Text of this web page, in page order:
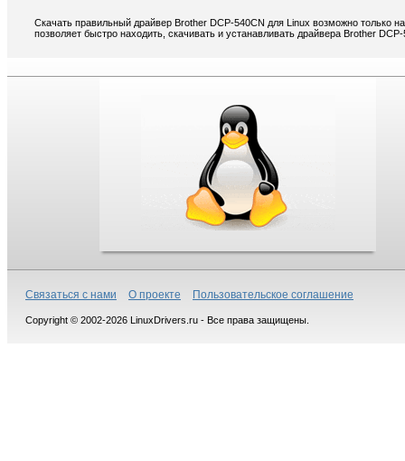
Скачать правильный драйвер Brother DCP-540CN для Linux возможно только
позволяет быстро находить, скачивать и устанавливать драйвера Brother
Связаться с нами О проекте Пользовательское соглашение
Copyright © 2002-2026 LinuxDrivers.ru - Все права защищены.